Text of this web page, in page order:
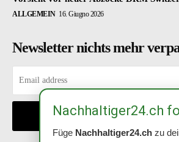
ALLGEMEIN 16. Giugno 2026
Newsletter nichts mehr
EINTRAGEN
Nachhaltiger24.ch
Füge Nachhaltiger24.ch zu